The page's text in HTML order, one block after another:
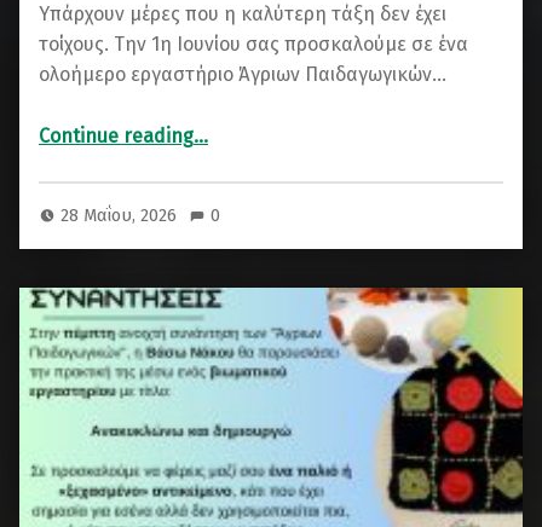
Υπάρχουν μέρες που η καλύτερη τάξη δεν έχει
τοίχους. Την 1η Ιουνίου σας προσκαλούμε σε ένα
ολοήμερο εργαστήριο Άγριων Παιδαγωγικών…
Continue reading“Άγριολούλουδες: Ολοήμερο Εργαστήριο Άγριων Παιδαγωγικών για Όλη την Οικογένεια”
…
28 Μαΐου, 2026 0